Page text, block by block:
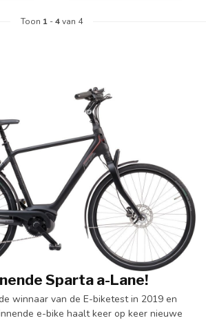
Toon 1 -4van 4
Sparta a-Lane!
winnaar van de E-biketest in 2019 en
e-bike haalt keer op keer nieuwe